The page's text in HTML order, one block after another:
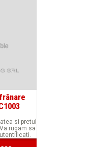
si pretul
rugam sa